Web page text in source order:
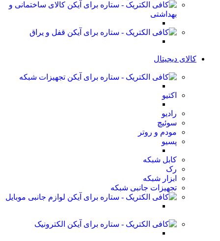
کالای ساختمانی و
بهداشتی
قفل و یراق
کالای دیجیتال
تجهیزات شبکه
اکتیو
رادیو
سوئیچ
مودم و روتر
پسیو
کابل شبکه
رک
ابزار شبکه
تجهیزات جانبی شبکه
لوازم جانبی موبایل
الکترونیک